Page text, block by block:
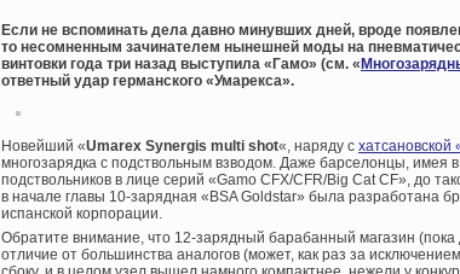
Если не вспоминать дела давно минувших дней, вроде
то несомненным зачинателем нынешней моды на
винтовки года три назад выступила «Гамо» (см. «
ответный удар германского «Умарекса».
Новейший «Umarex Synergis multi shot«, наряду с хатсановской
многозарядка с подствольным взводом. Даже барселонцы, имея
подствольников в лице серий «Gamo CFX/CFR/Big Cat CF», до
в начале главы 10-зарядная «BSA Goldstar» была разработана
испанской корпорации.
Обратите внимание, что 12-зарядный барабанный магазин (пока
отличие от большинства аналогов (может, как раз за